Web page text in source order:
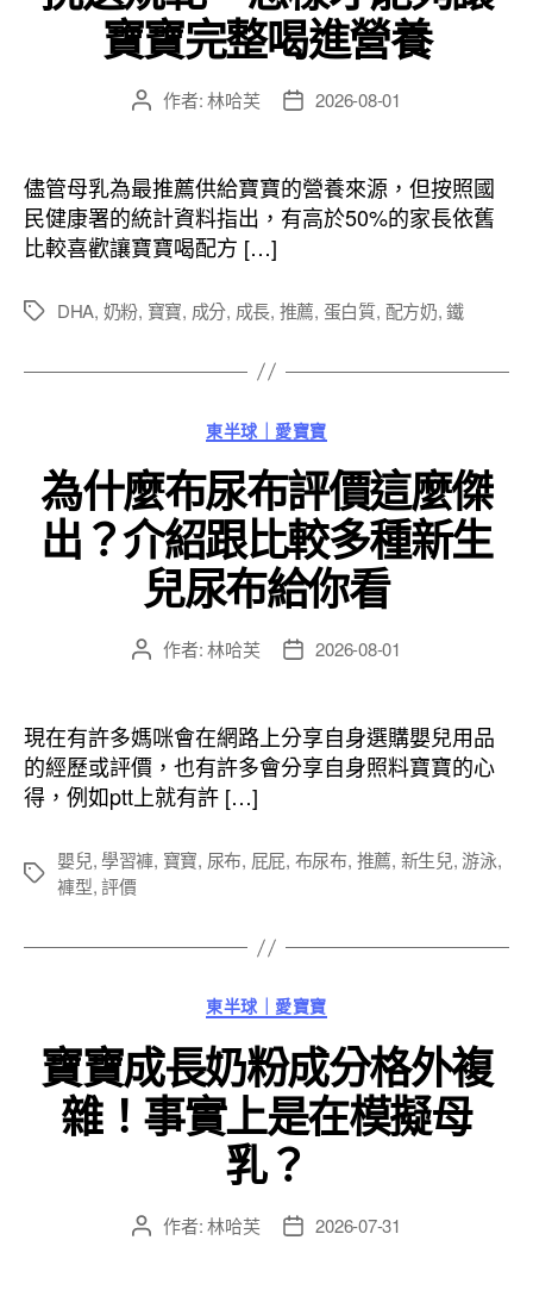
寶寶完整喝進營養
文
者
作者:林哈芙
文
佈
日
期
2026-08-01
儘管母乳為最推薦供給寶寶的營養來源，但按照國
民健康署的統計資料指出，有高於50%的家長依舊
比較喜歡讓寶寶喝配方 […]
標
DHA, 奶粉, 寶寶, 成分, 成長, 推薦, 蛋白質, 配方奶,鐵
分
類
東半球｜愛寶寶
為什麼布尿布評價這麼傑
出？介紹跟比較多種新生
兒尿布給你看
文
者
作者:林哈芙
文
佈
日
期
2026-08-01
現在有許多媽咪會在網路上分享自身選購嬰兒用品
的經歷或評價，也有許多會分享自身照料寶寶的心
得，例如ptt上就有許 […]
標
嬰兒,學習褲, 寶寶, 尿布, 屁屁, 布尿布, 推薦, 新生兒, 游泳,
褲型,評價
分
類
東半球｜愛寶寶
寶寶成長奶粉成分格外複
雜！事實上是在模擬母
乳？
文 作者:林哈芙
文 2026-07-31